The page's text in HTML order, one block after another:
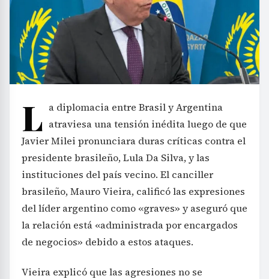
L a diplomacia entre Brasil y Argentina
atraviesa una tensión inédita luego de que
Javier Milei pronunciara duras críticas contra el
presidente brasileño, Lula Da Silva, y las
instituciones del país vecino. El canciller
brasileño, Mauro Vieira, calificó las expresiones
del líder argentino como «graves» y aseguró que
la relación está «administrada por encargados
de negocios» debido a estos ataques.
Vieira explicó que las agresiones no se